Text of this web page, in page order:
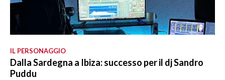
IL PERSONAGGIO
Dalla Sardegna a Ibiza: successo per il dj Sandro
Puddu